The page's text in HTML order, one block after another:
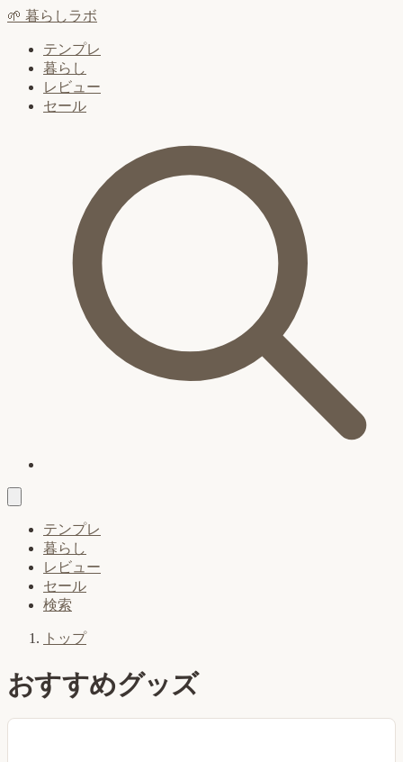
🌱 暮らしラボ
テンプレ
暮らし
レビュー
セール
テンプレ
暮らし
レビュー
セール
検索
トップ
おすすめグッズ